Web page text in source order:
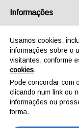
Informações
Usamos cookies,
informações sobre o
visitantes, conforme
cookies.
Pode concordar com
clicando num link ou
informações ou
forma.